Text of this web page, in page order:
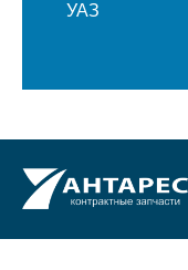
УАЗ